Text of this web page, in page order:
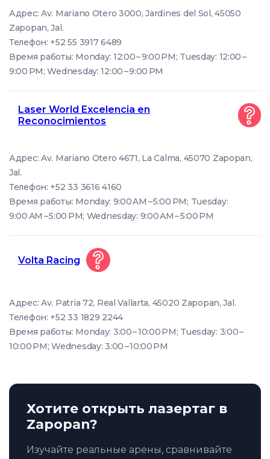
Адрес: Av. Mariano Otero 3000, Jardines del Sol, 45050
Zapopan, Jal.
Телефон: +52 55 3917 6489
Время работы: Monday: 12:00 – 9:00 PM; Tuesday: 12:00 –
9:00 PM; Wednesday: 12:00 – 9:00 PM
Laser World Excelencia en
Reconocimientos
Адрес: Av. Mariano Otero 4671, La Calma, 45070 Zapopan,
Jal.
Телефон: +52 33 3616 4160
Время работы: Monday: 9:00 AM – 5:00 PM; Tuesday:
9:00 AM – 5:00 PM; Wednesday: 9:00 AM – 5:00 PM
Volta Racing
Адрес: Av. Patria 72, Real Vallarta, 45020 Zapopan, Jal.
Телефон: +52 33 1829 2244
Время работы: Monday: 3:00 – 10:00 PM; Tuesday: 3:00 –
10:00 PM; Wednesday: 3:00 – 10:00 PM
Хотите открыть лазертаг в
Zapopan?
Изучайте реальные арены, сравнивайте